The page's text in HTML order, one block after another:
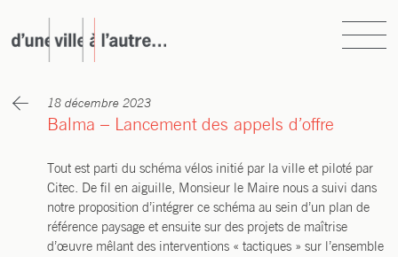
to
content
18 décembre 2023
Balma – Lancement des appels d’offre
Tout est par­ti du sché­ma vélos ini­tié par la ville et pilo­té par
Citec. De fil en aiguille, Mon­sieur le Maire nous a sui­vi dans
notre pro­po­si­tion d’intégrer ce sché­ma au sein d’un plan de
réfé­rence pay­sage et ensuite sur des pro­jets de maî­trise
d’œuvre mêlant des inter­ven­tions « tac­tiques » sur l’ensemble